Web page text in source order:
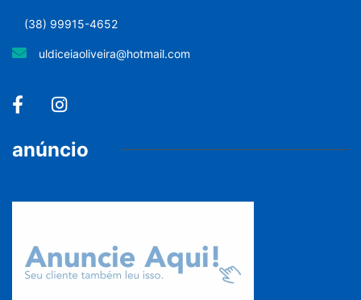
(38) 99915-4652
uldiceiaoliveira@hotmail.com
anúncio